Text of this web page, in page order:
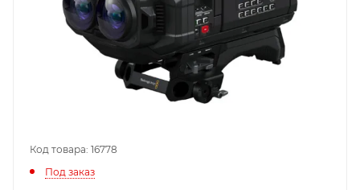
Код товара: 16778
Под заказ